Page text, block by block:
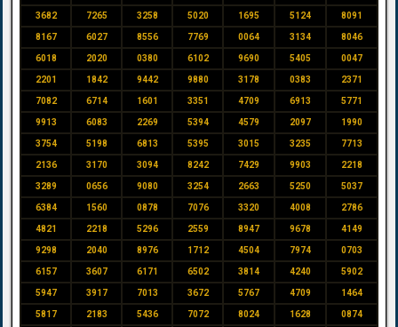
3682 7265 3258 5020 1695 5124 8091
8167 6027 8556 7769 0064 3134 8046
6018 2020 0380 6102 9690 5405 0047
2201 1842 9442 9880 3178 0383 2371
7082 6714 1601 3351 4709 6913 5771
9913 6083 2269 5394 4579 2097 1990
3754 5198 6813 5395 3015 3235 7713
2136 3170 3094 8242 7429 9903 2218
3289 0656 9080 3254 2663 5250 5037
6384 1560 0878 7076 3320 4008 2786
4821 2218 5296 2559 8947 9678 4149
9298 2040 8976 1712 4504 7974 0703
6157 3607 6171 6502 3814 4240 5902
5947 3917 7013 3672 5767 4709 1464
5817 2183 5436 7072 8024 1628 0874